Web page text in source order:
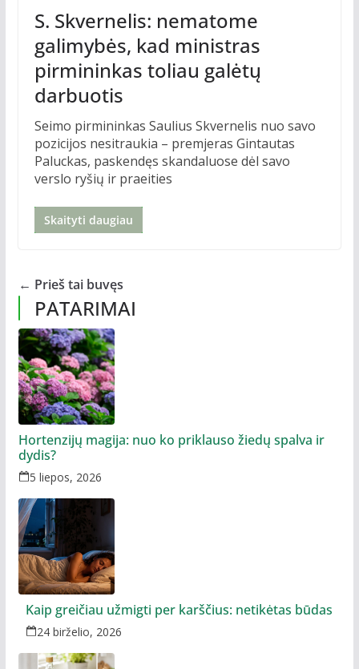
S. Skvernelis: nematome
galimybės, kad ministras
pirmininkas toliau galėtų
darbuotis
Seimo pirmininkas Saulius Skvernelis nuo savo
pozicijos nesitraukia – premjeras Gintautas
Paluckas, paskendęs skandaluose dėl savo
verslo ryšių ir praeities
Skaityti daugiau
← Prieš tai buvęs
PATARIMAI
Hortenzijų magija: nuo ko priklauso žiedų spalva ir
dydis?
5 liepos, 2026
Kaip greičiau užmigti per karščius: netikėtas būdas
24 birželio, 2026